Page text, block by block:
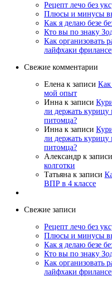
Рецепт лечо без
Плюсы и минусы
Как я делаю безе
Кто вы по знаку
Как организовать
лайфхаки
Свежие комментарии
Елена к записи Как
мой опыт
Инна к записи
ли держать курицу
питомца?
Инна к записи
ли держать курицу
питомца?
Александр к записи
колготки
Татьяна к записи
ВПР в 4 классе
Свежие записи
Рецепт лечо без
Плюсы и минусы
Как я делаю безе
Кто вы по знаку
Как организовать
лайфхаки